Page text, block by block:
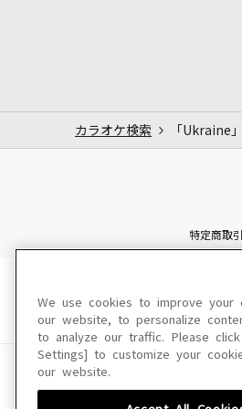
カラオケ検索 「Ukraine
特定商取
このサ
We use cookies to improve your
our website, to personalize
to analyze our traffic. Please click
Settings] to customize your
our website.